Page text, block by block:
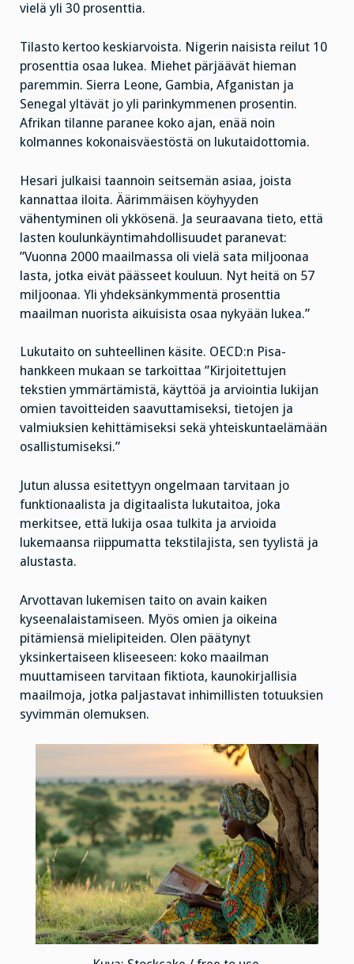
vielä yli 30 prosenttia.
Tilasto kertoo keskiarvoista. Nigerin naisista reilut 10
prosenttia osaa lukea. Miehet pärjäävät hieman
paremmin. Sierra Leone, Gambia, Afganistan ja
Senegal yltävät jo yli parinkymmenen prosentin.
Afrikan tilanne paranee koko ajan, enää noin
kolmannes kokonaisväestöstä on lukutaidottomia.
Hesari julkaisi taannoin seitsemän asiaa, joista
kannattaa iloita. Äärimmäisen köyhyyden
vähentyminen oli ykkösenä. Ja seuraavana tieto, että
lasten koulunkäyntimahdollisuudet paranevat:
”Vuonna 2000 maailmassa oli vielä sata miljoonaa
lasta, jotka eivät päässeet kouluun. Nyt heitä on 57
miljoonaa. Yli yhdeksänkymmentä prosenttia
maailman nuorista aikuisista osaa nykyään lukea.”
Lukutaito on suhteellinen käsite. OECD:n Pisa-
hankkeen mukaan se tarkoittaa ”Kirjoitettujen
tekstien ymmärtämistä, käyttöä ja arviointia lukijan
omien tavoitteiden saavuttamiseksi, tietojen ja
valmiuksien kehittämiseksi sekä yhteiskuntaelämään
osallistumiseksi.”
Jutun alussa esitettyyn ongelmaan tarvitaan jo
funktionaalista ja digitaalista lukutaitoa, joka
merkitsee, että lukija osaa tulkita ja arvioida
lukemaansa riippumatta tekstilajista, sen tyylistä ja
alustasta.
Arvottavan lukemisen taito on avain kaiken
kyseenalaistamiseen. Myös omien ja oikeina
pitämiensä mielipiteiden. Olen päätynyt
yksinkertaiseen kliseeseen: koko maailman
muuttamiseen tarvitaan fiktiota, kaunokirjallisia
maailmoja, jotka paljastavat inhimillisten totuuksien
syvimmän olemuksen.